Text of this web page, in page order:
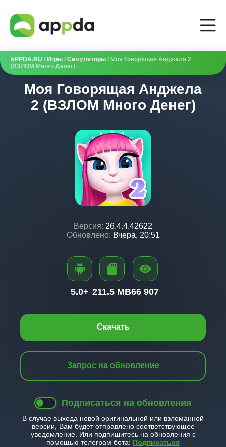
APPDA.RU / Игры / Симуляторы / Моя Говорящая Анджела 2
(ВЗЛОМ Много Денег)
Моя Говорящая Анджела
2 (ВЗЛОМ Много Денег)
Версия: 26.4.4.42622
Обновлено: Вчера, 20:51
Скачать
Запрос на обновление
Подписаться на обновления
В случае выхода новой оригинальной или взломанной
версии, Вам будет отправлено соответствующее
уведомление. Или подпишитесь на обновления с
помощью телеграм бота: Подписаться
5.0+ 211.5 MB66 907